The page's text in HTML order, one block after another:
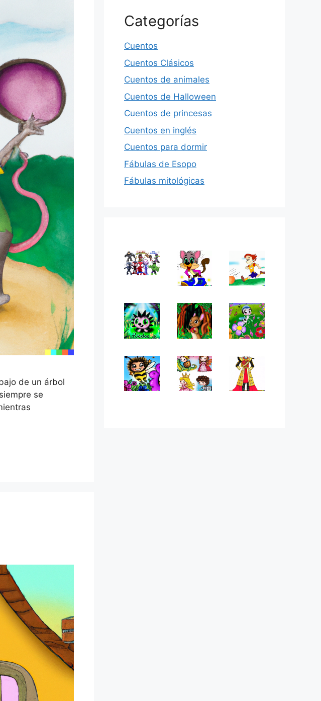
de un árbol
se
Categorías
Cuentos
Cuentos Clásicos
Cuentos de animales
Cuentos de Halloween
Cuentos de princesas
Cuentos en inglés
Cuentos para dormir
Fábulas de Esopo
Fábulas mitológicas